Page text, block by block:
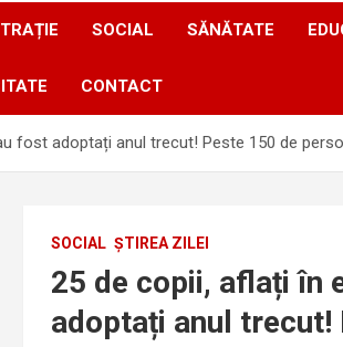
SOCIAL SĂNĂTATE
CONTACT
fost adoptați anul trecut! Peste 150 de
SOCIAL ȘTIREA ZILEI
25 de copii, aflați în
adoptați anul trecut!